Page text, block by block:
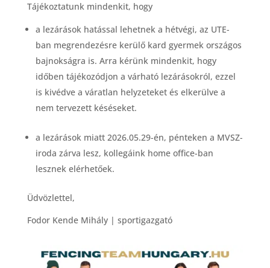
Tájékoztatunk mindenkit, hogy
a lezárások hatással lehetnek a hétvégi, az UTE-
ban megrendezésre kerülő kard gyermek országos
bajnokságra is. Arra kérünk mindenkit, hogy
időben tájékozódjon a várható lezárásokról, ezzel
is kivédve a váratlan helyzeteket és elkerülve a
nem tervezett késéseket.
a lezárások miatt 2026.05.29-én, pénteken a MVSZ-
iroda zárva lesz, kollegáink home office-ban
lesznek elérhetőek.
Üdvözlettel,
Fodor Kende Mihály | sportigazgató